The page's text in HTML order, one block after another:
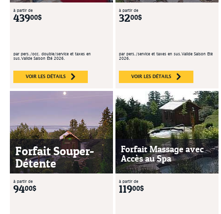
à partir de
43900$
par pers./occ. double/service et taxes en
sus.Valide Saison Été 2026.
VOIR LES DÉTAILS
à partir de
3200$
par pers./service et taxes en sus.Valide Saison Été
2026.
VOIR LES DÉTAILS
Forfait Souper-
Détente
à partir de
9400$
Forfait Massage avec
Accès au Spa
à partir de
11900$